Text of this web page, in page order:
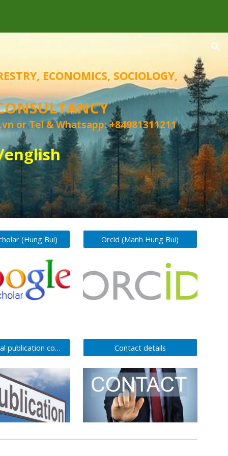
ECONOMICS, SOCIOLOGY,
or Tel &Whatsapp: +84981311211
(Hung Bui) Orcid (Manh Hung Bui)
International publication cooperation Contact details